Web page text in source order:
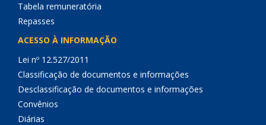
Tabela remuneratória
Repasses
ACESSO À INFORMAÇÃO
Lei nº 12.527/2011
Classificação de documentos e informações
Desclassificação de documentos e informações
Convênios
Diárias